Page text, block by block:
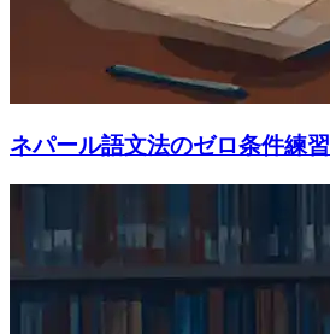
ネパール語文法のゼロ条件練習